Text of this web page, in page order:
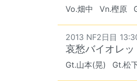
Vo.畑中 Vn.樫原
2013 NF2日目
哀愁バイオレッ
Gt.山本(晃) Gt.松